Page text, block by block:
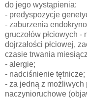
do jego wystąpienia:
- predyspozycje
- zaburzenia
gruczołów płciowych
dojrzałości płciowej,
czasie trwania
- alergie;
- nadciśnienie tętnicze;
- za jedną z
naczynioruchowe